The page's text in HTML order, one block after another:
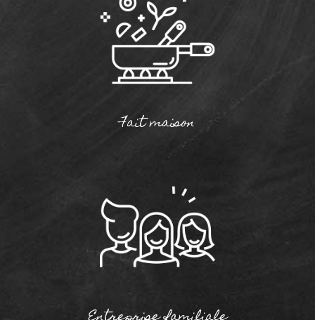
Fait maison